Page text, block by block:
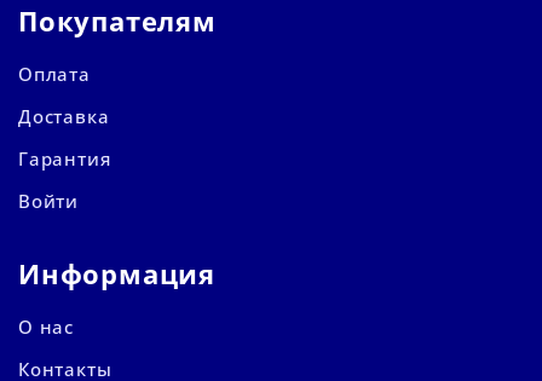
Покупателям
Оплата
Доставка
Гарантия
Войти
Информация
О нас
Контакты